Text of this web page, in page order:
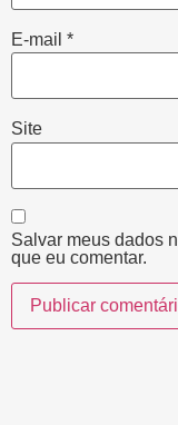
E-mail *
Site
Salvar meus dados
que eu comentar.